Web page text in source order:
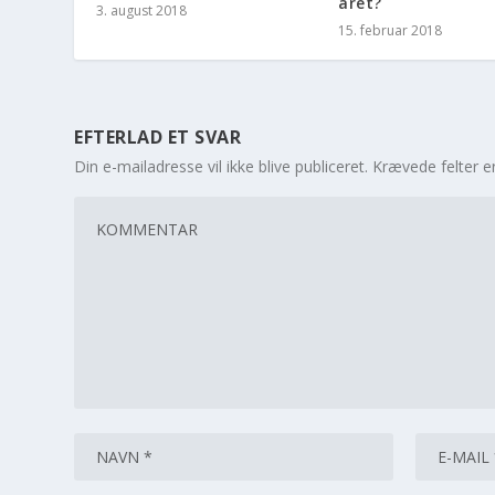
3. august 2018
15. februar 2018
EFTERLAD ET SVAR
Din e-mailadresse vil ikke blive publiceret. Krævede felter